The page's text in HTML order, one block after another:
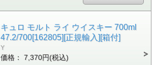
キュロ モルト ライ ウイスキー 700ml
47.2/700[162805][正規輸入][箱付]
Y
価格： 7,370円(税込)